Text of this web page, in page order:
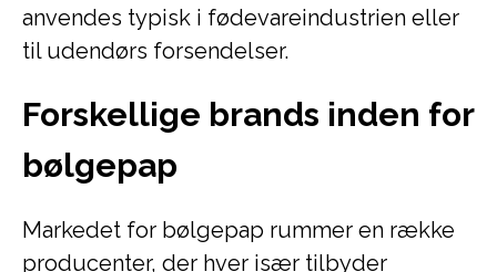
anvendes typisk i fødevareindustrien eller
til udendørs forsendelser.
Forskellige brands inden for
bølgepap
Markedet for bølgepap rummer en række
producenter, der hver især tilbyder